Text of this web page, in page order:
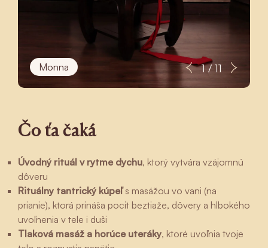
Monna 1 / 11
Čo ťa čaká
Úvodný rituál v rytme dychu, ktorý vytvára vzájomnú
dôveru
Rituálny tantrický kúpeľs masážou vo vani (na
prianie), ktorá prináša pocit beztiaže, dôvery a hlbokého
uvoľnenia v tele i duši
Tlaková masáž a horúce uteráky, ktoré uvoľnia tvoje